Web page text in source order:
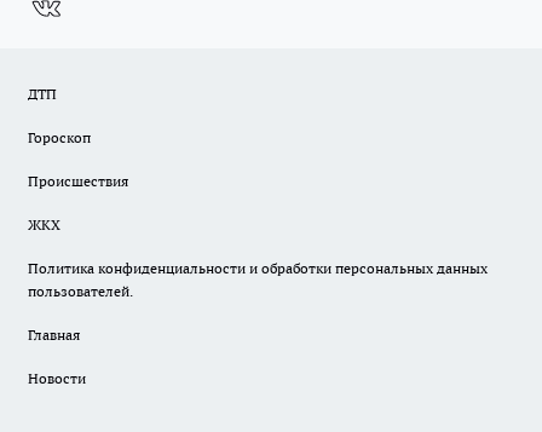
ДТП
Гороскоп
Происшествия
ЖКХ
Политика конфиденциальности и обработки персональных данных
пользователей.
Главная
Новости